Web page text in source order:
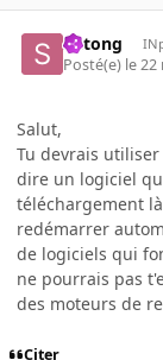
Shtong
Posté(e) le 22
Salut,
Tu devrais
dire un logiciel
téléchargement
redémarrer
de logiciels qui
ne pourrais pas
des moteurs de
Citer